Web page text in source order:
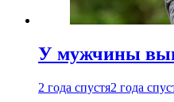
У мужчины
2 года спустя2 года